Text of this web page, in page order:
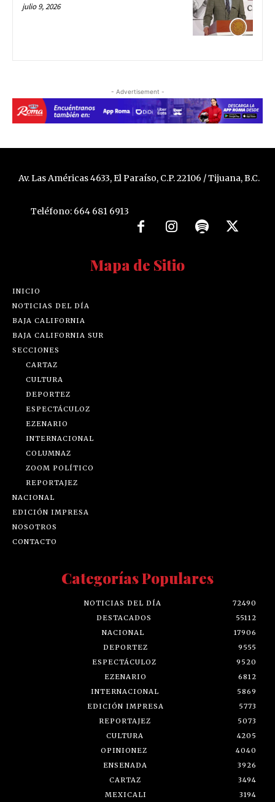
julio 9, 2026
- Advertisement -
Av. Las Américas 4633, El Paraíso, C.P. 22106 / Tijuana, B.C.
Teléfono: 664 681 6913
Mapa de Sitio
INICIO
NOTICIAS DEL DÍA
BAJA CALIFORNIA
BAJA CALIFORNIA SUR
SECCIONES
CARTAZ
CULTURA
DEPORTEZ
ESPECTÁCULOZ
EZENARIO
INTERNACIONAL
COLUMNAZ
ZOOM POLÍTICO
REPORTAJEZ
NACIONAL
EDICIÓN IMPRESA
NOSOTROS
CONTACTO
Categorías Populares
NOTICIAS DEL DÍA
72490
DESTACADOS
55112
NACIONAL
17906
DEPORTEZ
9555
ESPECTÁCULOZ
9520
EZENARIO
6812
INTERNACIONAL
5869
EDICIÓN IMPRESA
5773
REPORTAJEZ
5073
CULTURA
4205
OPINIONEZ
4040
ENSENADA
3926
CARTAZ
3494
MEXICALI
3194